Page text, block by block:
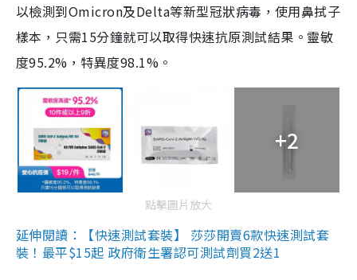
以檢測到Omicron及Delta等新型冠狀病毒，使用鼻拭子
樣本，只需15分鐘就可以取得快速抗原測試結果。靈敏
度95.2%，特異度98.1%。
+2
點擊圖片放大
延伸閱讀：【快速測試套裝】 莎莎開賣6款快速測試套
裝！最平$15起 政府衛生署認可測試劑買2送1